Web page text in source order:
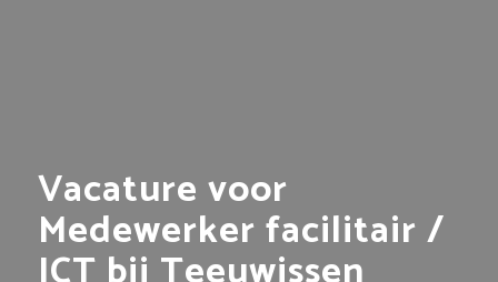
Vacature voor
Medewerker facilitair /